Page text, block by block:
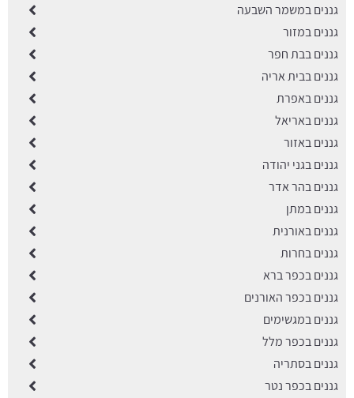
גננים במשמר השבעה
גננים במזור
גננים בבת חפר
גננים בבית אריה
גננים באפרת
גננים באריאל
גננים באזור
גננים בגני יהודה
גננים בהר אדר
גננים במתן
גננים באורנית
גננים בחרות
גננים בכפר ברא
גננים בכפר האורנים
גננים במגשימים
גננים בכפר מלל
גננים בסתריה
גננים בכפר נטר